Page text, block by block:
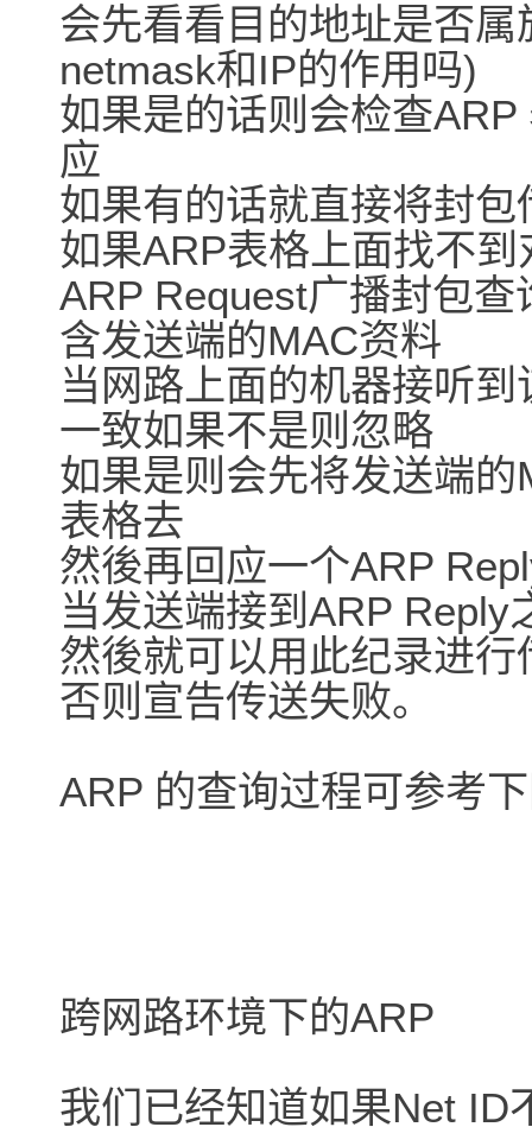
会先看看目的地址是否
netmask和IP的作用吗)
如果是的话则会检查
应
如果有的话就直接将封包
如果ARP表格上面找不
ARP Request广播封包
含发送端的MAC资料
当网路上面的机器接听
一致如果不是则忽略
如果是则会先将发送端
表格去
然後再回应一个ARP
当发送端接到ARP
然後就可以用此纪录进行
否则宣告传送失败。
ARP 的查询过程可参考
跨网路环境下的ARP
我们已经知道如果Net ID